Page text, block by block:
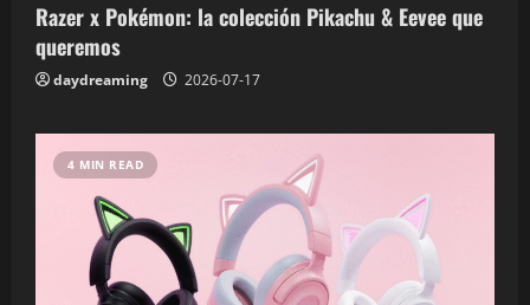
Razer x Pokémon: la colección Pikachu & Eevee que
queremos
daydreaming 2026-07-17
4 MIN READ